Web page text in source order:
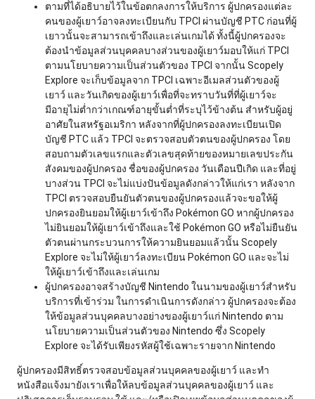
ตามที่ได้อธิบายไว้ในข้อตกลงการให้บริการ ผู้ปกครองแต่ละ
คนของผู้เยาว์อาจลงทะเบียนกับ TPCI ผ่านบัญชี PTC ก่อนที่ผู้
เยาวนั้นจะสามารถเข้าถึงและเล่นเกมได้ ทั้งนี้ผู้ปกครองจะ
ต้องนำข้อมูลส่วนบุคคลบางส่วนของผู้เยาว์มอบให้แก่ TPCI
ตามนโยบายความเป็นส่วนตัวของ TPCI จากนั้น Scopely
Explore จะเก็บข้อมูลจาก TPCI เฉพาะอีเมลส่วนตัวของผู้
เยาว์ และวันเกิดของผู้เยาว์เพื่อที่จะทราบวันที่ที่ผู้เยาว์จะ
มีอายุไม่ต่ำกว่าเกณฑ์อายุขั้นต่ำที่ระบุไว้ข้างต้น สำหรับผู้อยู่
อาศัยในสหรัฐอเมริกา หลังจากที่ผู้ปกครองลงทะเบียนเปิด
บัญชี PTC แล้ว TPCI จะตรวจสอบตัวตนของผู้ปกครอง โดย
สอบถามตัวเลขแรกและตัวเลขสุดท้ายของหมายเลขประกัน
สังคมของผู้ปกครอง ชื่อของผู้ปกครอง วันเดือนปีเกิด และที่อยู่
บางส่วน TPCI จะไม่แบ่งปันข้อมูลดังกล่าวให้แก่เรา หลังจาก
TPCI ตรวจสอบยืนยันตัวตนของผู้ปกครองแล้วจะขอให้ผู้
ปกครองยินยอมให้ผู้เยาว์เข้าถึง Pokémon GO หากผู้ปกครอง
ไม่ยินยอมให้ผู้เยาว์เข้าถึงและใช้ Pokémon GO หรือไม่ยืนยัน
ตัวตนผ่านกระบวนการให้ความยินยอมแล้วนั้น Scopely
Explore จะไม่ให้ผู้เยาว์ลงทะเบียน Pokémon GO และจะไม่
ให้ผู้เยาว์เข้าถึงและเล่นเกม
ผู้ปกครองอาจสร้างบัญชี Nintendo ในนามของผู้เยาว์สำหรับ
บริการที่เข้าร่วม ในการดำเนินการดังกล่าว ผู้ปกครองจะต้อง
ให้ข้อมูลส่วนบุคคลบางอย่างของผู้เยาว์แก่ Nintendo ตาม
นโยบายความเป็นส่วนตัวของ Nintendo ซึ่ง Scopely
Explore จะได้รับเพียงรหัสผู้ใช้เฉพาะรายจาก Nintendo
ผู้ปกครองมีสิทธิ์ตรวจสอบข้อมูลส่วนบุคคลของผู้เยาว์ และทำ
หนังสือแจ้งมายังเราเพื่อให้ลบข้อมูลส่วนบุคคลของผู้เยาว์ และ